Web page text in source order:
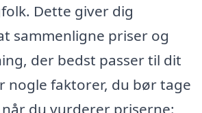
Dette giver dig
sammenligne priser og
der bedst passer til dit
nogle faktorer, du bør tage
du vurderer priserne: